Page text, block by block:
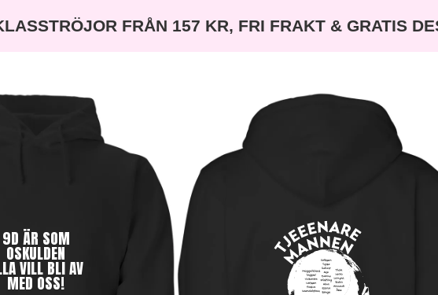
FRÅN 157 KR, FRI FRAKT & GRATIS
9D ÄR SOM
OSKULDEN
VILL BLI AV
MED OSS!